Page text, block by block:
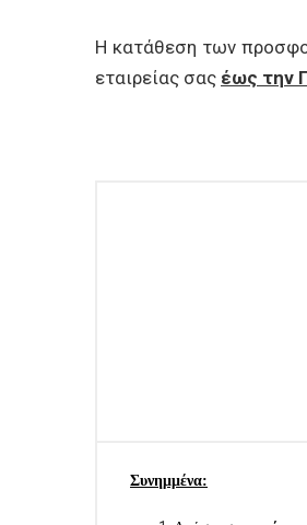
Η κατάθεση των
εταιρείας σας έως την
Συνημμένα: